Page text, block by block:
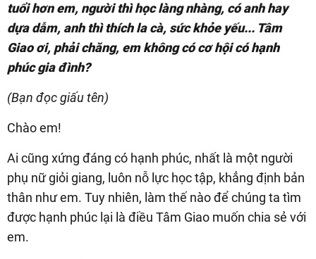
tuổi hơn em, người thì học làng nhàng, có anh hay
dựa dẫm, anh thì thích la cà, sức khỏe yếu... Tâm
Giao ơi, phải chăng, em không có cơ hội có hạnh
phúc gia đình?
(Bạn đọc giấu tên)
Chào em!
Ai cũng xứng đáng có hạnh phúc, nhất là một người
phụ nữ giỏi giang, luôn nỗ lực học tập, khẳng định bản
thân như em. Tuy nhiên, làm thế nào để chúng ta tìm
được hạnh phúc lại là điều Tâm Giao muốn chia sẻ với
em.